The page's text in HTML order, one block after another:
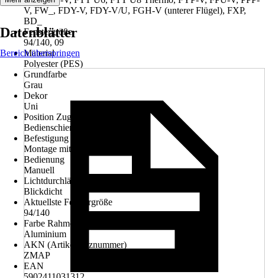
V, FW_, FDY-V, FDY-V/U, FGH-V (unterer Flügel), FXP,
BD_
Fenstergröße
94/140, 09
Material
Polyester (PES)
Grundfarbe
Grau
Dekor
Uni
Position Zugvorrichtung
Bedienschiene
Befestigung
Montage mit Seitenführung
Bedienung
Manuell
Lichtdurchlässigkeit
Blickdicht
Aktuellste Fenstergröße
94/140
Farbe Rahmen
Aluminium
AKN (Artikelkurznummer)
ZMAP
EAN
Datenblätter
Bereich überspringen